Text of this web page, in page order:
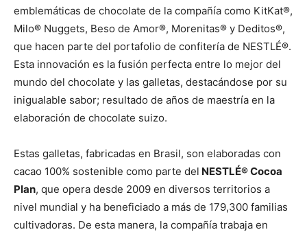
emblemáticas de chocolate de la compañía como KitKat®,
Milo® Nuggets, Beso de Amor®, Morenitas® y Deditos®,
que hacen parte del portafolio de confitería de NESTLÉ®.
Esta innovación es la fusión perfecta entre lo mejor del
mundo del chocolate y las galletas, destacándose por su
inigualable sabor; resultado de años de maestría en la
elaboración de chocolate suizo.
Estas galletas, fabricadas en Brasil, son elaboradas con
cacao 100% sostenible como parte del NESTLÉ® Cocoa
Plan, que opera desde 2009 en diversos territorios a
nivel mundial y ha beneficiado a más de 179,300 familias
cultivadoras. De esta manera, la compañía trabaja en